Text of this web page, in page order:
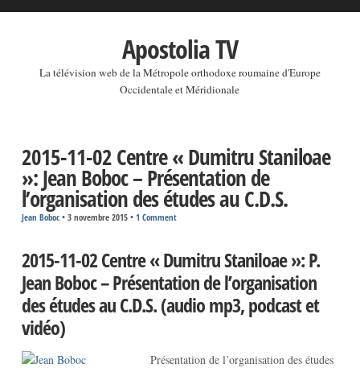
Apostolia TV
La télévision web de la Métropole orthodoxe roumaine d'Europe
Occidentale et Méridionale
2015-11-02 Centre « Dumitru Staniloae
»: Jean Boboc – Présentation de
l’organisation des études au C.D.S.
Jean Boboc• 3 novembre 2015 • 1 Comment
2015-11-02 Centre « Dumitru Staniloae »: P.
Jean Boboc – Présentation de l’organisation
des études au C.D.S. (audio mp3, podcast et
vidéo)
Présentation de l’organisation des études